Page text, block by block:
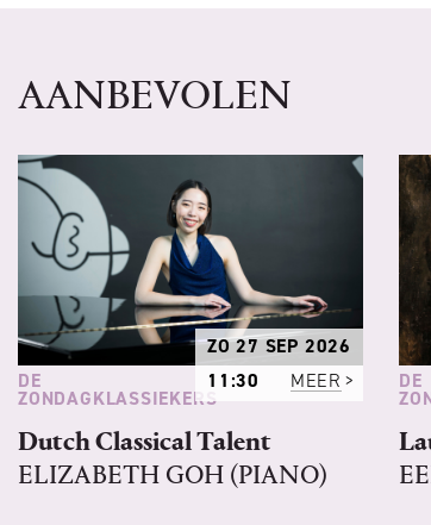
AANBEVOLEN
DE
ZONDAGKLASSIEKERS
ZO 27 SEP 2026
11:30
MEER
Dutch Classical Talent
ELIZABETH GOH (PIANO)
DE